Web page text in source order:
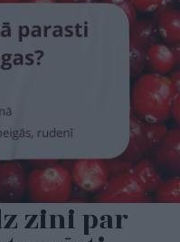
zini par